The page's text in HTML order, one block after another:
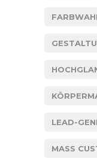
LEAD-
MASS